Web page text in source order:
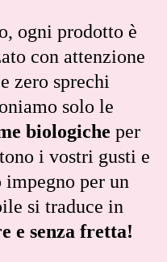
ogni prodotto è
con attenzione
e zero sprechi
solo le
biologiche per
i vostri gusti e
per un
si traduce in
e senza fretta!